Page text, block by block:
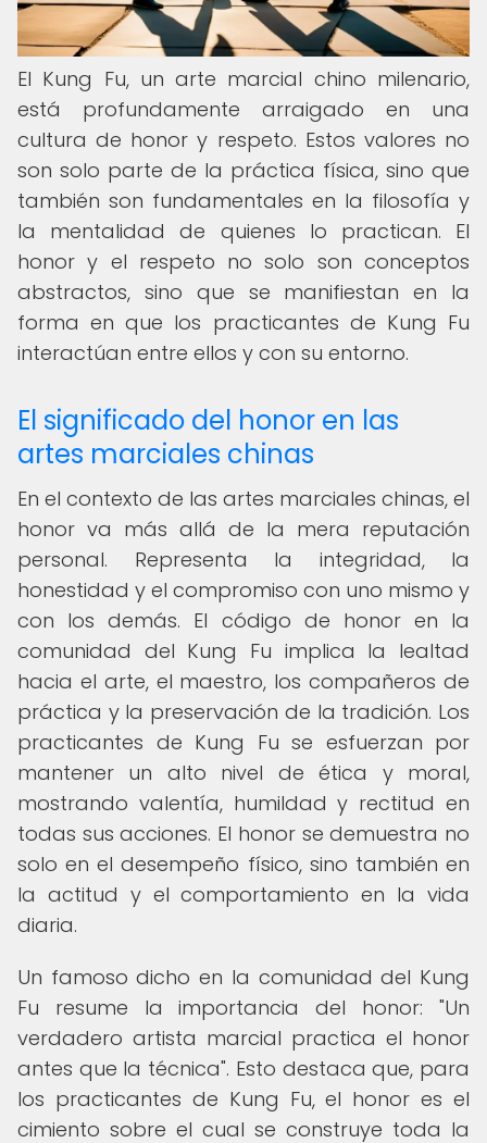
El Kung Fu, un arte marcial chino milenario,
está profundamente arraigado en una
cultura de honor y respeto. Estos valores no
son solo parte de la práctica física, sino que
también son fundamentales en la filosofía y
la mentalidad de quienes lo practican. El
honor y el respeto no solo son conceptos
abstractos, sino que se manifiestan en la
forma en que los practicantes de Kung Fu
interactúan entre ellos y con su entorno.
El significado del honor en las
artes marciales chinas
En el contexto de las artes marciales chinas, el
honor va más allá de la mera reputación
personal. Representa la integridad, la
honestidad y el compromiso con uno mismo y
con los demás. El código de honor en la
comunidad del Kung Fu implica la lealtad
hacia el arte, el maestro, los compañeros de
práctica y la preservación de la tradición. Los
practicantes de Kung Fu se esfuerzan por
mantener un alto nivel de ética y moral,
mostrando valentía, humildad y rectitud en
todas sus acciones. El honor se demuestra no
solo en el desempeño físico, sino también en
la actitud y el comportamiento en la vida
diaria.
Un famoso dicho en la comunidad del Kung
Fu resume la importancia del honor: "Un
verdadero artista marcial practica el honor
antes que la técnica". Esto destaca que, para
los practicantes de Kung Fu, el honor es el
cimiento sobre el cual se construye toda la